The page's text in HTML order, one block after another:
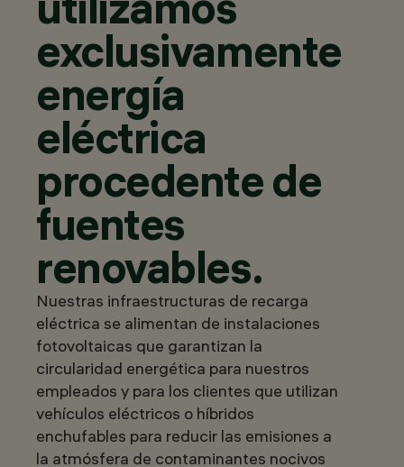
exclusivamente
energía
eléctrica
procedente de
fuentes
renovables.
Nuestras infraestructuras de recarga
eléctrica se alimentan de instalaciones
fotovoltaicas que garantizan la
circularidad energética para nuestros
empleados y para los clientes que utilizan
vehículos eléctricos o híbridos
enchufables para reducir las emisiones a
la atmósfera de contaminantes nocivos